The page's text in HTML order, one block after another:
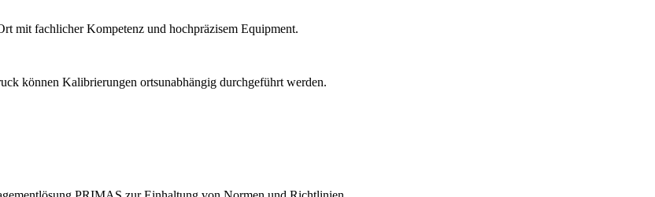
mit fachlicher Kompetenz und hochpräzisem Equipment.
können Kalibrierungen ortsunabhängig durchgeführt werden.